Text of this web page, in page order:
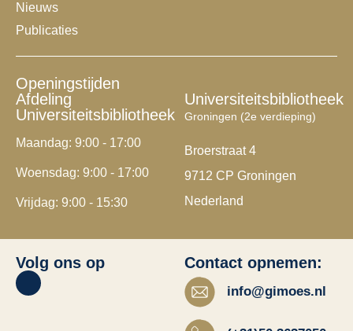
Nieuws
Publicaties
Openingstijden
Afdeling
Universiteitsbibliotheek
Maandag: 9:00 - 17:00
Woensdag: 9:00 - 17:00
Vrijdag: 9:00 - 15:30
Universiteitsbibliotheek
Groningen (2e verdieping)
Broerstraat 4
9712 CP Groningen
Nederland
Volg ons op Contact opnemen:
info@gimoes.nl